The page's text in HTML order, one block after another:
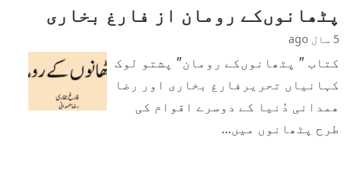
پٹھانوں‌کے رومان از فارغ بخاری
5 سال ago
کتاب " پٹھانوں‌کے رومان" پشتو لوک
کہانیاں تحریرفارغ بخاری اور رضا
ھمدانی دُنیا کے دوسرے اقوام کی
طرح پٹھانوں میں…